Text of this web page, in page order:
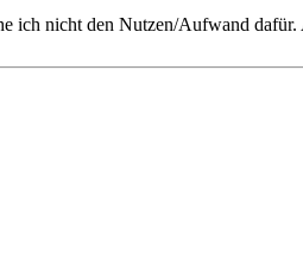
ich nicht den Nutzen/Aufwand